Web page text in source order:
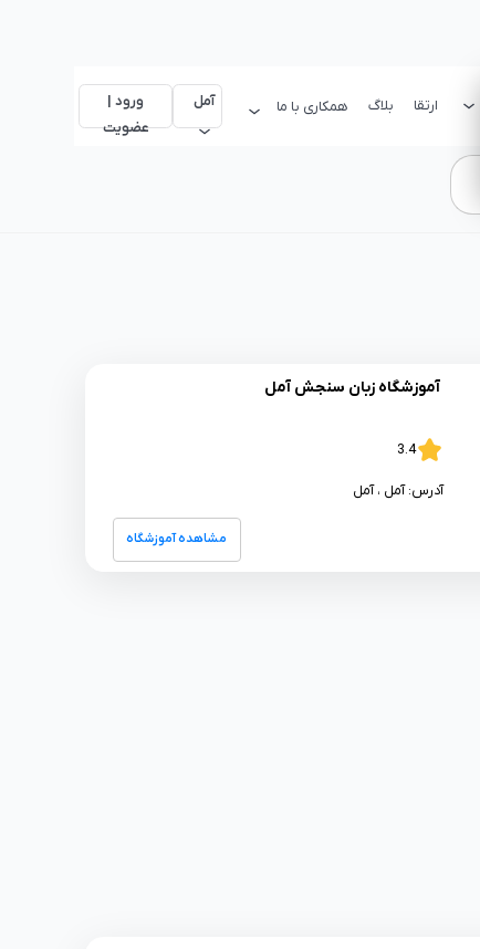
ارتقا بلاگ همکاری با ما آمل
ورود |
عضویت
آموزشگاه زبان سنجش آمل
3.4
آدرس:آمل ، آمل
مشاهده آموزشگاه